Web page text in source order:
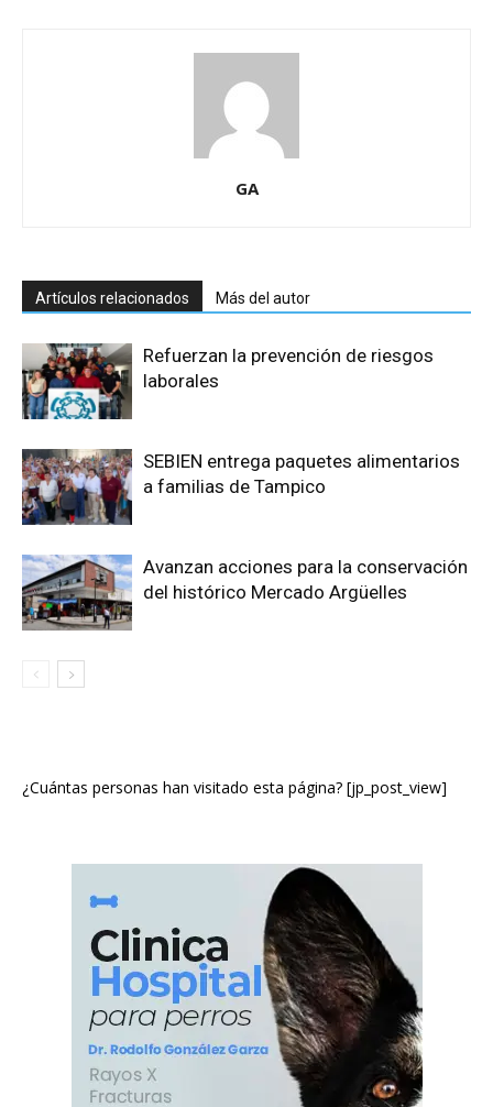
GA
Artículos relacionados Más del autor
Refuerzan la prevención de riesgos
laborales
SEBIEN entrega paquetes alimentarios
a familias de Tampico
Avanzan acciones para la conservación
del histórico Mercado Argüelles
¿Cuántas personas han visitado esta página? [jp_post_view]